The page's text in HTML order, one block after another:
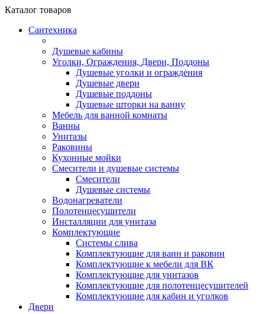
Каталог товаров
Сантехника
Душевые кабины
Уголки, Ограждения, Двери, Поддоны
Душевые уголки и ограждения
Душевые двери
Душевые поддоны
Душевые шторки на ванну
Мебель для ванной комнаты
Ванны
Унитазы
Раковины
Кухонные мойки
Смесители и душевые системы
Смесители
Душевые системы
Водонагреватели
Полотенцесушители
Инсталляции для унитаза
Комплектующие
Системы слива
Комплектующие для ванн и раковин
Комплектующие к мебели для ВК
Комплектующие для унитазов
Комплектующие для полотенцесушителей
Комплектующие для кабин и уголков
Двери